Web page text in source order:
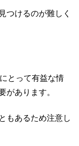
つけるのが難しく
とって有益な情
があります。
もあるため注意し